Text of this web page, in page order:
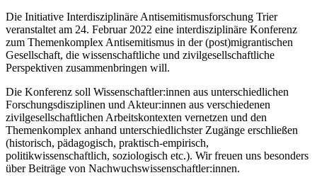
Die Initiative Interdisziplinäre Antisemitismusforschung Trier
veranstaltet am 24. Februar 2022 eine interdisziplinäre Konferenz
zum Themenkomplex Antisemitismus in der (post)migrantischen
Gesellschaft, die wissenschaftliche und zivilgesellschaftliche
Perspektiven zusammenbringen will.
Die Konferenz soll Wissenschaftler:innen aus unterschiedlichen
Forschungsdisziplinen und Akteur:innen aus verschiedenen
zivilgesellschaftlichen Arbeitskontexten vernetzen und den
Themenkomplex anhand unterschiedlichster Zugänge erschließen
(historisch, pädagogisch, praktisch-empirisch,
politikwissenschaftlich, soziologisch etc.). Wir freuen uns besonders
über Beiträge von Nachwuchswissenschaftler:innen.